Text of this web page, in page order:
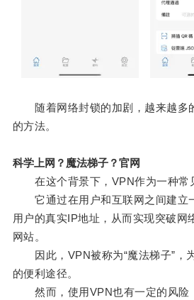
随着网络封锁的加剧，越来越多
的方法。
科学上网？魔法梯子？官网
在这个背景下，VPN作为一种常
它通过在用户和互联网之间建立
用户的真实IP地址，从而实现突破网
网站。
因此，VPN被称为“魔法梯子”，
的便利途径。
然而，使用VPN也有一定的风险